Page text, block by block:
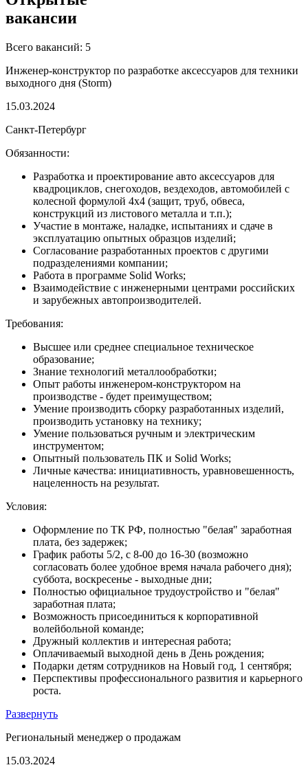
вакансии
Всего вакансий: 5
Инженер-конструктор по разработке аксессуаров для техники
выходного дня (Storm)
15.03.2024
Санкт-Петербург
Обязанности:
Разработка и проектирование авто аксессуаров для
квадроциклов, снегоходов, вездеходов, автомобилей с
колесной формулой 4x4 (защит, труб, обвеса,
конструкций из листового металла и т.п.);
Участие в монтаже, наладке, испытаниях и сдаче в
эксплуатацию опытных образцов изделий;
Согласование разработанных проектов с другими
подразделениями компании;
Работа в программе Solid Works;
Взаимодействие с инженерными центрами российских
и зарубежных автопроизводителей.
Требования:
Высшее или среднее специальное техническое
образование;
Знание технологий металлообработки;
Опыт работы инженером-конструктором на
производстве - будет преимуществом;
Умение производить сборку разработанных изделий,
производить установку на технику;
Умение пользоваться ручным и электрическим
инструментом;
Опытный пользователь ПК и Solid Works;
Личные качества: инициативность, уравновешенность,
нацеленность на результат.
Условия:
Оформление по ТК РФ, полностью "белая" заработная
плата, без задержек;
График работы 5/2, с 8-00 до 16-30 (возможно
согласовать более удобное время начала рабочего дня);
суббота, воскресенье - выходные дни;
Полностью официальное трудоустройство и "белая"
заработная плата;
Возможность присоединиться к корпоративной
волейбольной команде;
Дружный коллектив и интересная работа;
Оплачиваемый выходной день в День рождения;
Подарки детям сотрудников на Новый год, 1 сентября;
Перспективы профессионального развития и карьерного
роста.
Развернуть
Региональный менеджер о продажам
15.03.2024